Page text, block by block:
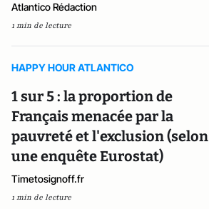
Atlantico Rédaction
1 min de lecture
HAPPY HOUR ATLANTICO
1 sur 5 : la proportion de
Français menacée par la
pauvreté et l'exclusion (selon
une enquête Eurostat)
Timetosignoff.fr
1 min de lecture